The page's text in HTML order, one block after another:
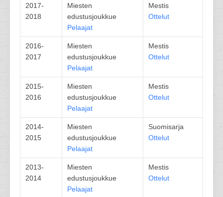
2017-
2018
Miesten
edustusjoukkue
Pelaajat
Mestis
Ottelut
2016-
2017
Miesten
edustusjoukkue
Pelaajat
Mestis
Ottelut
2015-
2016
Miesten
edustusjoukkue
Pelaajat
Mestis
Ottelut
2014-
2015
Miesten
edustusjoukkue
Pelaajat
Suomisarja
Ottelut
2013-
2014
Miesten
edustusjoukkue
Pelaajat
Mestis
Ottelut